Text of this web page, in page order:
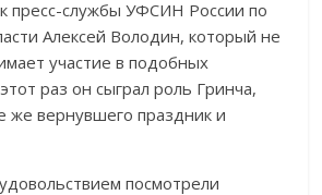
пресс-службы УФСИН России по
Алексей Володин, который не
участие в подобных
раз он сыграл роль Гринча,
же вернувшего праздник и
посмотрели